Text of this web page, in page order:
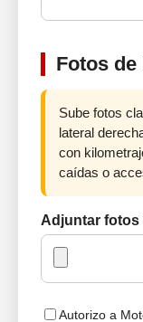
Fotos
Sube fotos
lateral
con
caídas o
Adjuntar fotos
Autorizo a